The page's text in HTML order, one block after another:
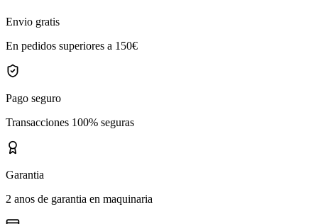
Envio gratis
En pedidos superiores a 150€
Pago seguro
Transacciones 100% seguras
Garantia
2 anos de garantia en maquinaria